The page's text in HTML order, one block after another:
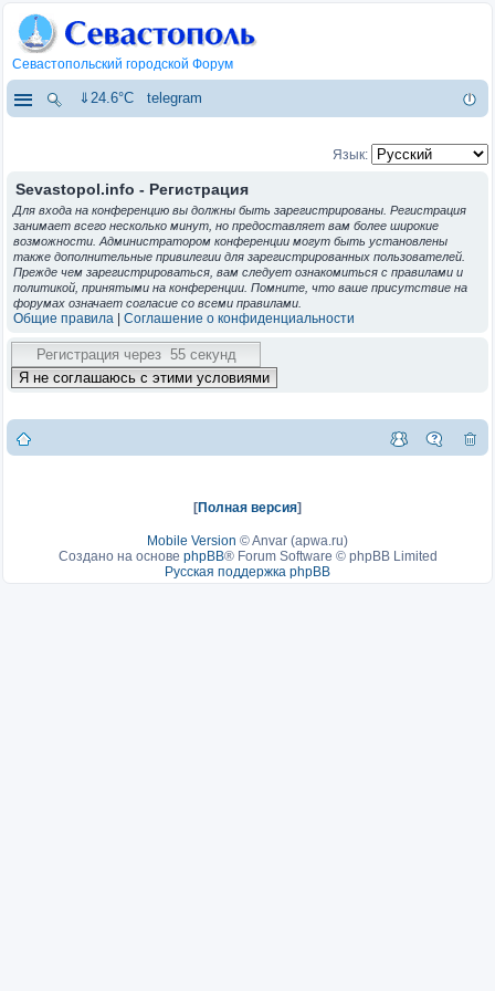
Севастопольский городской Форум
⇓24.6°C telegram
Язык:
Sevastopol.info - Регистрация
Для входа на конференцию вы должны быть зарегистрированы. Регистрация
занимает всего несколько минут, но предоставляет вам более широкие
возможности. Администратором конференции могут быть установлены
также дополнительные привилегии для зарегистрированных пользователей.
Прежде чем зарегистрироваться, вам следует ознакомиться с правилами и
политикой, принятыми на конференции. Помните, что ваше присутствие на
форумах означает согласие со всеми правилами.
Общие правила Соглашение о конфиденциальности
[Полная версия]
Mobile Version ©Anvar (apwa.ru)
Создано на основе phpBB® Forum Software © phpBB Limited
Русская поддержка phpBB